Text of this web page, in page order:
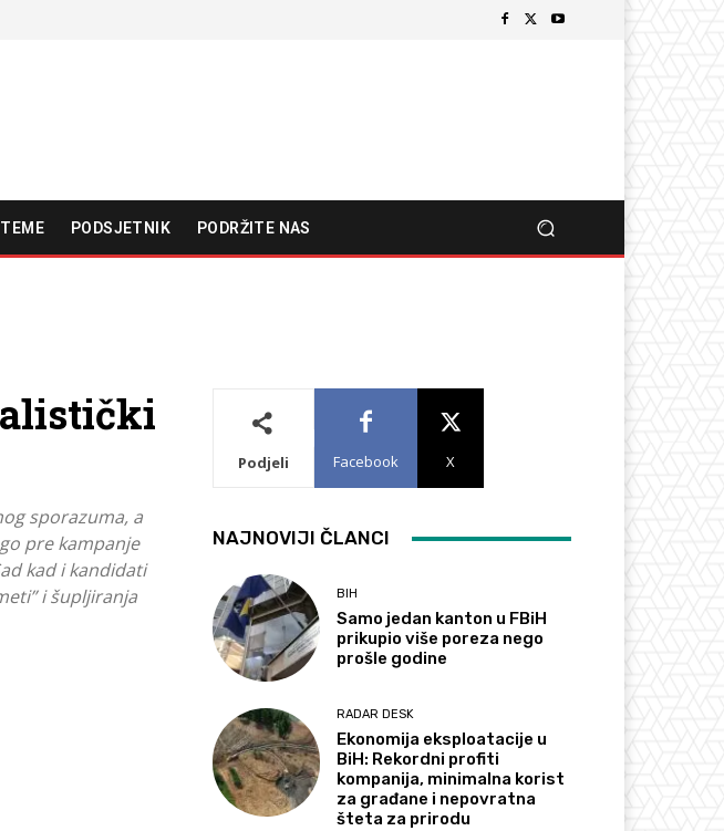
TEME PODSJETNIK PODRŽITE NAS
sporazuma, a
pre kampanje
kad i kandidati
i šupljiranja
Podjeli Facebook X
NAJNOVIJI ČLANCI
BIH
Samo jedan kanton u FBiH
prikupio više poreza nego
prošle godine
RADAR DESK
Ekonomija eksploatacije u
BiH: Rekordni profiti
kompanija, minimalna korist
za građane i nepovratna
šteta za prirodu